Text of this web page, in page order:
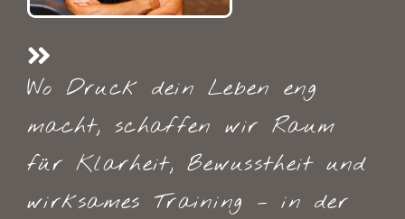
Wo Druck dein Leben eng
macht, schaffen wir Raum
für Klarheit, Bewusstheit und
wirksames Training – in der